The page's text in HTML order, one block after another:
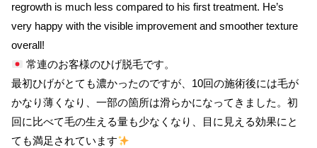
regrowth is much less compared to his first treatment. He’s
very happy with the visible improvement and smoother texture
overall!
常連のお客様のひげ脱毛です。
最初ひげがとても濃かったのですが、10回の施術後には毛が
かなり薄くなり、一部の箇所は滑らかになってきました。初
回に比べて毛の生える量も少なくなり、目に見える効果にと
ても満足されています